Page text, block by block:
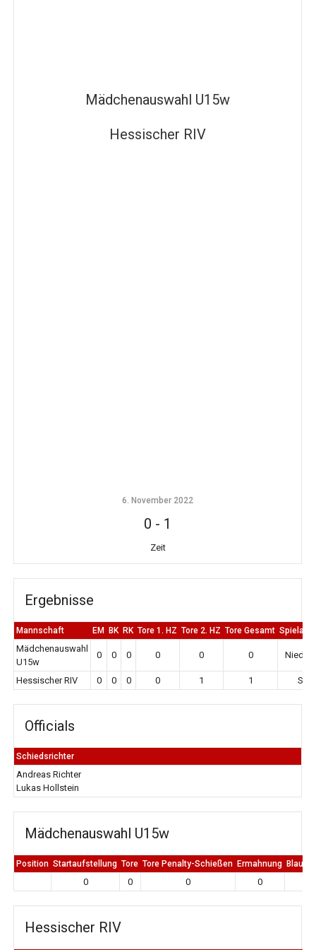
Mädchenauswahl U15w
Hessischer RIV
6. November 2022
0 - 1
Zeit
Ergebnisse
Mannschaft EM BK RK Tore 1. HZ Tore 2. HZ Tore Gesamt
Mädchenauswahl
U15w
0 0 0 0 0 0
Hessischer RIV 0 0 0 0 1 1 Sieg
Officials
Schiedsrichter
Andreas Richter
Lukas Hollstein
Mädchenauswahl U15w
Position Startaufstellung Tore Tore Penalty-Schießen Ermahnung Blaue
0 0 0 0
Hessischer RIV